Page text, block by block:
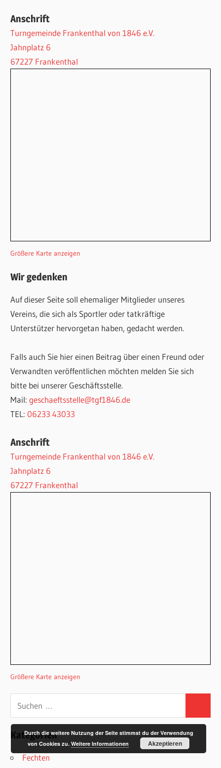
Anschrift
Turngemeinde Frankenthal von 1846 e.V.
Jahnplatz 6
67227 Frankenthal
Größere Karte anzeigen
Wir gedenken
Auf dieser Seite soll ehemaliger Mitglieder unseres
Vereins, die sich als Sportler oder tatkräftige
Unterstützer hervorgetan haben, gedacht werden.
Falls auch Sie hier einen Beitrag über einen Freund oder
Verwandten veröffentlichen möchten melden Sie sich
bitte bei unserer Geschäftsstelle.
Mail:geschaeftsstelle@tgf1846.de
TEL: 06233 43033
Anschrift
Turngemeinde Frankenthal von 1846 e.V.
Jahnplatz 6
67227 Frankenthal
Größere Karte anzeigen
Kategorien
Fechten
Durch die weitere Nutzung der Seite stimmst du der Verwendung
von Cookies zu.Weitere Informationen Akzeptieren